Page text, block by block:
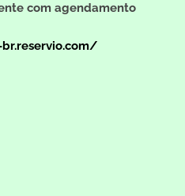
com agendamento